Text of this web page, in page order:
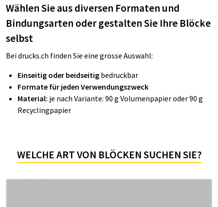
Wählen Sie aus diversen Formaten und
Bindungsarten oder gestalten Sie Ihre Blöcke
selbst
Beidrucks.ch finden Sie eine grosse Auswahl:
Einseitig oder beidseitig bedruckbar
Formate für jeden Verwendungszweck
Material: je nach Variante: 90 g Volumenpapier oder 90 g
Recyclingpapier
WELCHE ART VON BLÖCKEN SUCHEN SIE?